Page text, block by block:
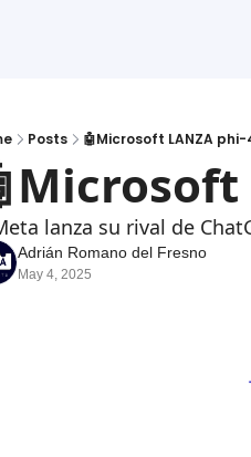
Posts 🤖Microsoft LANZA phi-
lanza su rival de
Adrián Romano del Fresno
May 4, 2025